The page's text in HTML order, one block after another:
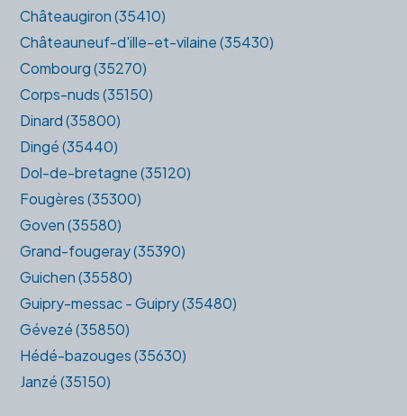
Châteaugiron (35410)
Châteauneuf-d'ille-et-vilaine (35430)
Combourg (35270)
Corps-nuds (35150)
Dinard (35800)
Dingé (35440)
Dol-de-bretagne (35120)
Fougères (35300)
Goven (35580)
Grand-fougeray (35390)
Guichen (35580)
Guipry-messac - Guipry (35480)
Gévezé (35850)
Hédé-bazouges (35630)
Janzé (35150)